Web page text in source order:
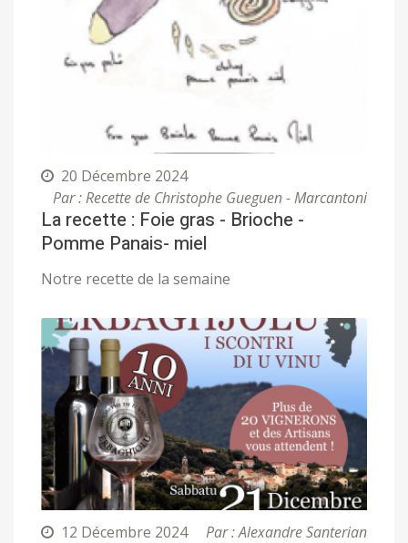
20 Décembre 2024
Par : Recette de Christophe Gueguen - Marcantoni
La recette : Foie gras - Brioche -
Pomme Panais- miel
Notre recette de la semaine
12 Décembre 2024 Par : Alexandre Santerian